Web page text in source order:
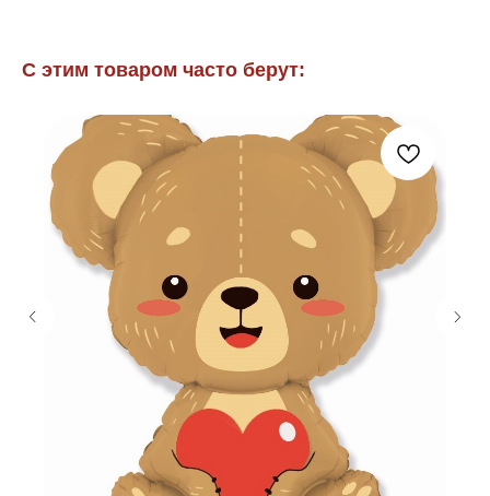
С этим товаром часто берут: